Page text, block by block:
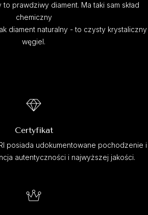
prawdziwy diament. Ma taki sam skład
chemiczny
diament naturalny - to czysty krystaliczny
węgiel.
Certyfikat
posiada udokumentowane pochodzenie i
autentyczności i najwyższej jakości.